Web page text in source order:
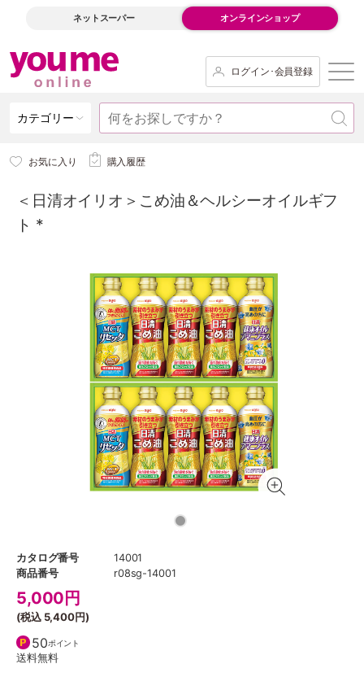
ネットスーパー オンラインショップ
ログイン･会員登録
カテゴリー
お気に入り 購入履歴
＜日清オイリオ＞こめ油＆ヘルシーオイルギフ
ト *
カタログ番号
14001
商品番号
r08sg-14001
5,000 円
(税込 5,400円)
50ポイント
送料無料